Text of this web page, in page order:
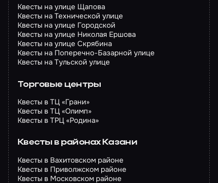
Квесты на улице Щапова
Квесты на Технической улице
Квесты на улице Городской
Квесты на улице Николая Ершова
Квесты на улице Скрябина
Квесты на Поперечно-Базарной улице
Квесты на Тульской улице
Торговые центры
Квесты в ТЦ «Грани»
Квесты в ТЦ «Олимп»
Квесты в ТРЦ «Родина»
Квесты в районах Казани
Квесты в Вахитовском районе
Квесты в Приволжском районе
Квесты в Московском районе